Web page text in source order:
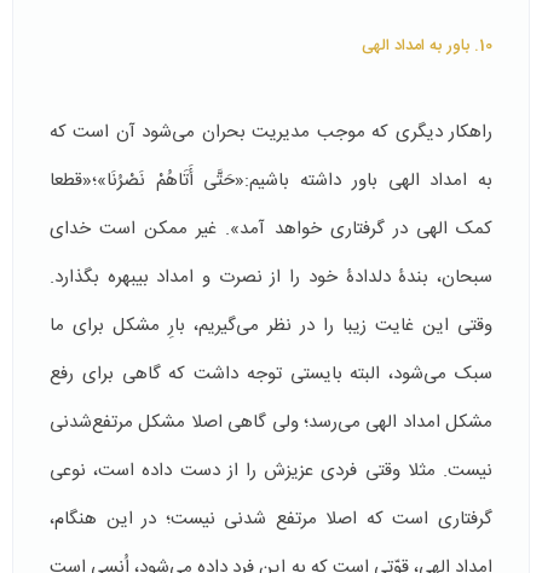
10. باور به امداد الهی
راهکار دیگری که موجب مدیریت بحران می‌شود آن است که
به امداد الهی باور داشته باشیم:«حَتَّى أَتَاهُمْ نَصْرُنَا»؛«قطعا
کمک الهی در گرفتاری خواهد آمد». غیر ممکن است خدای
سبحان، بندۀ دلدادۀ خود را از نصرت و امداد بی­بهره بگذارد.
وقتی این غایت زیبا را در نظر می‌گیریم، بارِ مشکل برای ما
سبک می‌شود، البته بایستی توجه داشت که گاهی برای رفع
مشکل امداد الهی می‌رسد؛ ولی گاهی اصلا مشکل مرتفع‌شدنی
نیست. مثلا وقتی فردی عزیزش را از دست داده است، نوعی
گرفتاری است که اصلا مرتفع شدنی نیست؛ در این هنگام،